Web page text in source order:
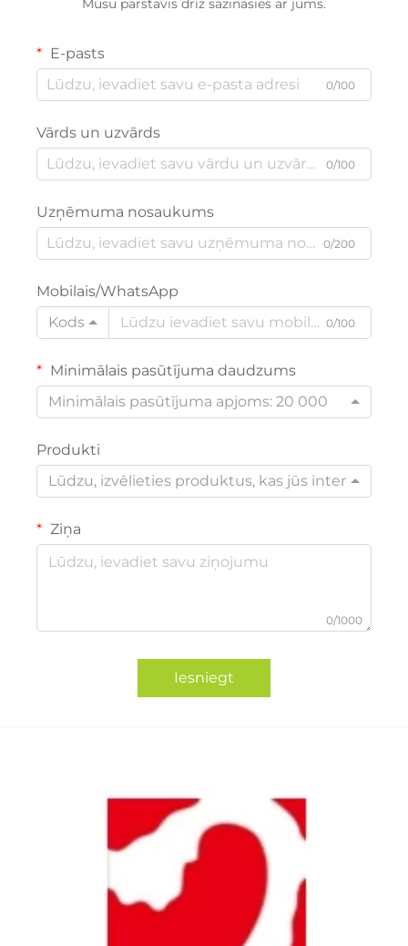
Mūsu pārstāvis drīz sazināsies ar jums.
E-pasts
0/100
Vārds un uzvārds
0/100
Uzņēmuma nosaukums
0/200
Mobilais/WhatsApp
Kods
0/100
Minimālais pasūtījuma daudzums
Minimālais pasūtījuma apjoms: 20 000
Produkti
Lūdzu, izvēlieties produktus, kas jūs interesē
Ziņa
0/1000
Iesniegt